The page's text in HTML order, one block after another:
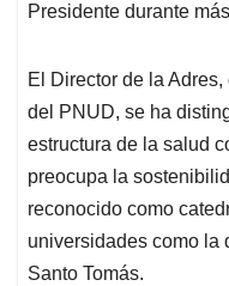
Presidente durante
El Director de la
del PNUD, se ha
estructura de la salud
preocupa la
reconocido como
universidades como la
Santo Tomás.